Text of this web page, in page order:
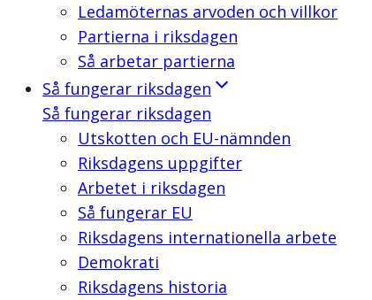
Ledamöternas arvoden och villkor
Partierna i riksdagen
Så arbetar partierna
Så fungerar riksdagen
Så fungerar riksdagen
Utskotten och EU-nämnden
Riksdagens uppgifter
Arbetet i riksdagen
Så fungerar EU
Riksdagens internationella arbete
Demokrati
Riksdagens historia